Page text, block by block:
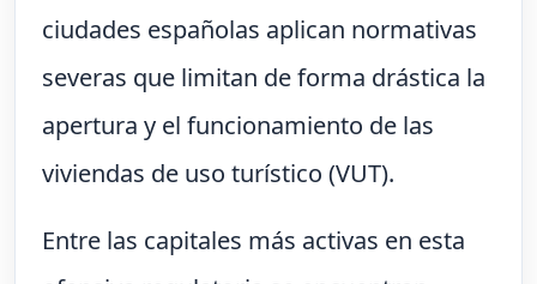
ciudades españolas aplican normativas
severas que limitan de forma drástica la
apertura y el funcionamiento de las
viviendas de uso turístico (VUT).
Entre las capitales más activas en esta